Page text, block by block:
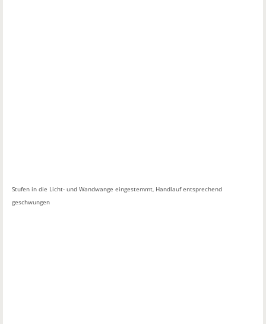
Stufen in die Licht- und Wandwange eingestemmt, Handlauf entsprechend
geschwungen